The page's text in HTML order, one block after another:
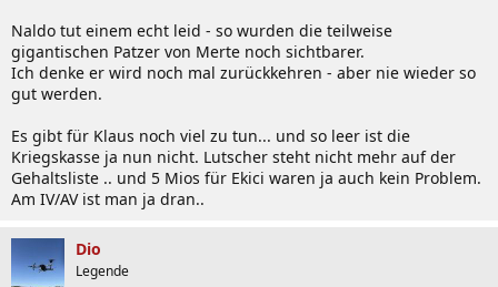
Naldo tut einem echt leid - so wurden die teilweise
gigantischen Patzer von Merte noch sichtbarer.
Ich denke er wird noch mal zurückkehren - aber nie wieder so
gut werden.
Es gibt für Klaus noch viel zu tun... und so leer ist die
Kriegskasse ja nun nicht. Lutscher steht nicht mehr auf der
Gehaltsliste .. und 5 Mios für Ekici waren ja auch kein Problem.
Am IV/AV ist man ja dran..
Dio
Legende